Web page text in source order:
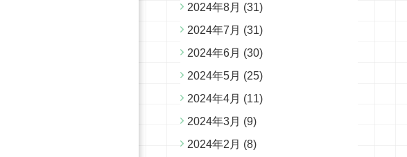
2024年8月 (31)
2024年7月 (31)
2024年6月 (30)
2024年5月 (25)
2024年4月 (11)
2024年3月 (9)
2024年2月 (8)